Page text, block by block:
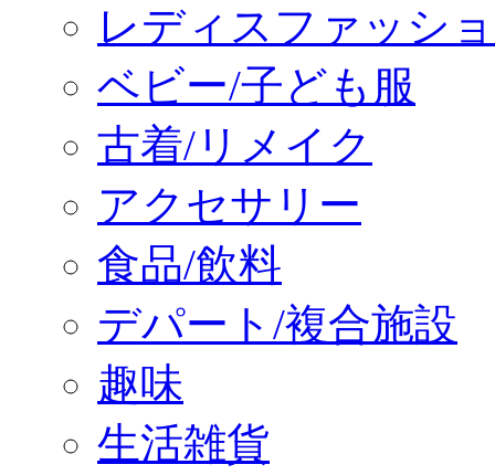
レディスファッシ
ベビー/子ども服
古着/リメイク
アクセサリー
食品/飲料
デパート/複合施設
趣味
生活雑貨